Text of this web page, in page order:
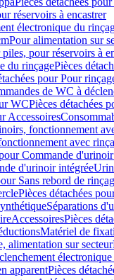
réservoirs à encastrer
électronique du
Pour alimentation sur
pour réservoirs à
du rinçagePièces
pour Pour
de WC à
WCPièces détachées
Accessoires
fonctionnement
avec
Commande
d'urinoir intégrée
Sans rebord de
Pièces détachées
Séparations
AccessoiresPièces
Matériel de
alimentation sur secteur
apparentPièces